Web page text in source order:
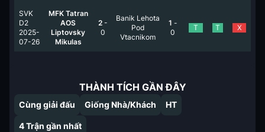
SVK
D2
2025-
07-26
MFK Tatran
AOS
Liptovsky
Mikulas
2 -
0
Banik Lehota
Pod
Vtacnikom
1 -
0
T T X
THÀNH TÍCH GẦN ĐÂY
Cùng giải đấu Giống Nhà/Khách HT
4Trận gần nhất